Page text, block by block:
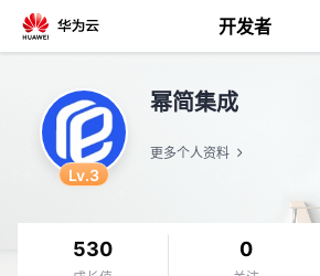
开发者
Lv.3
幂简集成
更多个人资料
530 0